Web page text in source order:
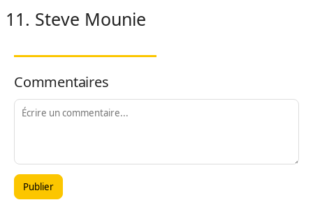
Steve Mounie
Commentaires
Publier